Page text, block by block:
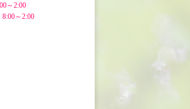
～2:00
～2:00